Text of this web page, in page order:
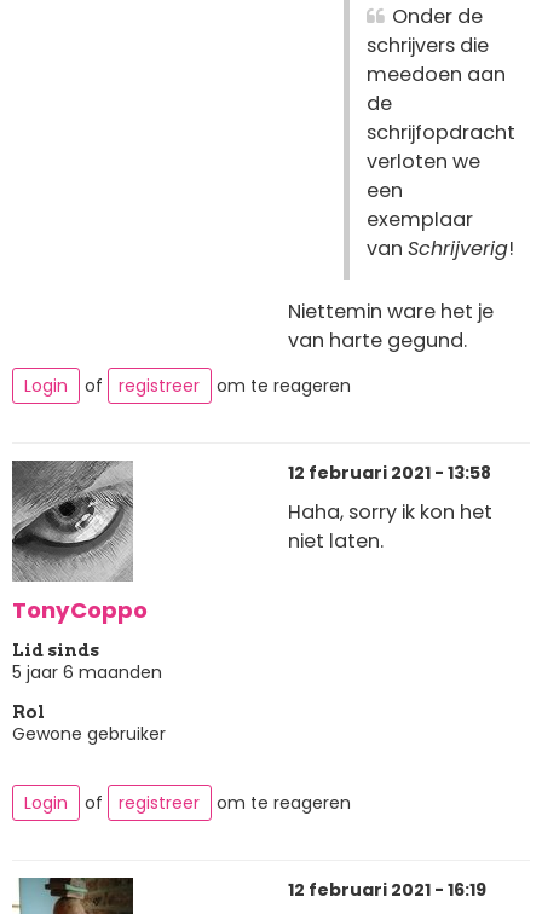
Onder de
schrijvers die
meedoen aan
de
schrijfopdracht
verloten we
een
exemplaar
van Schrijverig!
Niettemin ware het je
van harte gegund.
Login of registreer om te reageren
TonyCoppo
Lid sinds
5 jaar 6 maanden
Rol
Gewone gebruiker
12 februari 2021 - 13:58
Haha, sorry ik kon het
niet laten.
Login of registreer om te reageren
12 februari 2021 - 16:19